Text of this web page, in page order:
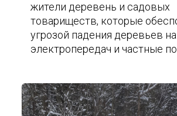
жители деревень и садовых
товариществ, которые
угрозой падения деревьев
электропередач и частные